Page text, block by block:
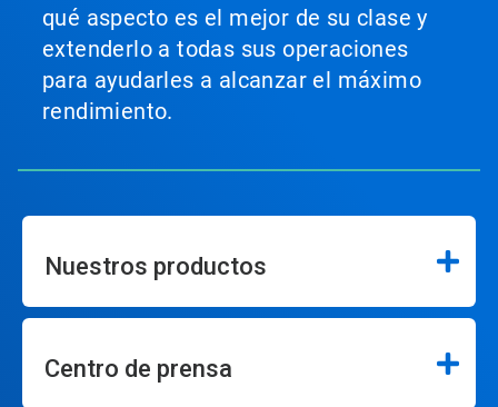
qué aspecto es el mejor de su clase y
extenderlo a todas sus operaciones
para ayudarles a alcanzar el máximo
rendimiento.
Nuestros productos
Centro de prensa